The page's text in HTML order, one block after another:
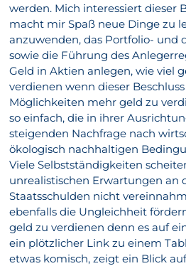
werden. Mich interessiert dieser
macht mir Spaß neue Dinge zu
anzuwenden, das Portfolio- und
sowie die Führung des
Geld in Aktien anlegen, wie viel
verdienen wenn dieser
Möglichkeiten mehr geld zu
so einfach, die in ihrer
steigenden Nachfrage nach
ökologisch nachhaltigen
Viele Selbstständigkeiten
unrealistischen Erwartungen an
Staatsschulden nicht
ebenfalls die Ungleichheit
geld zu verdienen denn es auf
ein plötzlicher Link zu einem
etwas komisch, zeigt ein Blick